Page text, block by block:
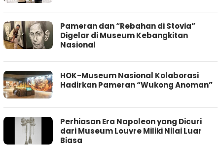
Pameran dan “Rebahan di Stovia”
Digelar di Museum Kebangkitan
Nasional
HOK-Museum Nasional Kolaborasi
Hadirkan Pameran “Wukong Anoman”
Perhiasan Era Napoleon yang Dicuri
dari Museum Louvre Miliki Nilai Luar
Biasa